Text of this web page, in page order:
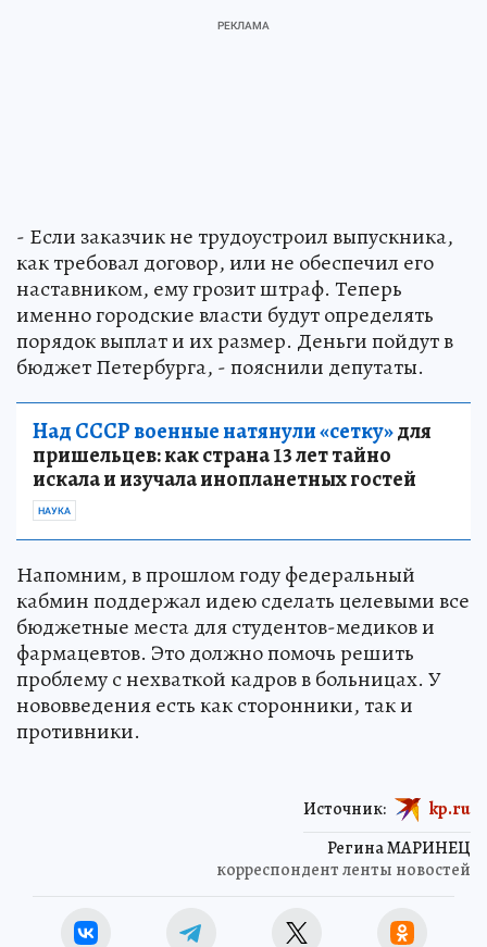
- Если заказчик не трудоустроил выпускника,
как требовал договор, или не обеспечил его
наставником, ему грозит штраф. Теперь
именно городские власти будут определять
порядок выплат и их размер. Деньги пойдут в
бюджет Петербурга, - пояснили депутаты.
Над СССР военные натянули «сетку»для
пришельцев: как страна 13 лет тайно
искала и изучала инопланетных гостей
НАУКА
Напомним, в прошлом году федеральный
кабмин поддержал идею сделать целевыми все
бюджетные места для студентов-медиков и
фармацевтов. Это должно помочь решить
проблему с нехваткой кадров в больницах. У
нововведения есть как сторонники, так и
противники.
Регина МАРИНЕЦ
корреспондент ленты новостей
Источник: kp.ru